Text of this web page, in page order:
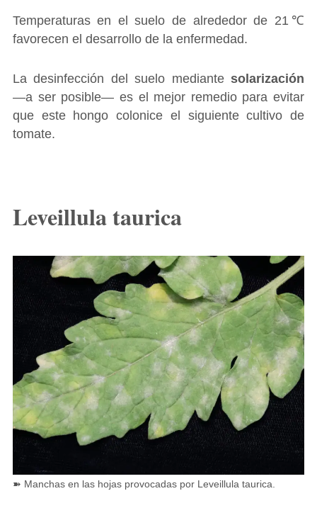
Temperaturas en el suelo de alrededor de 21℃
favorecen el desarrollo de la enfermedad.
La desinfección del suelo mediantesolarización
―a ser posible― es el mejor remedio para evitar
que este hongo colonice el siguiente cultivo de
tomate.
Leveillula taurica
➽ Manchas en las hojas provocadas por Leveillula taurica.